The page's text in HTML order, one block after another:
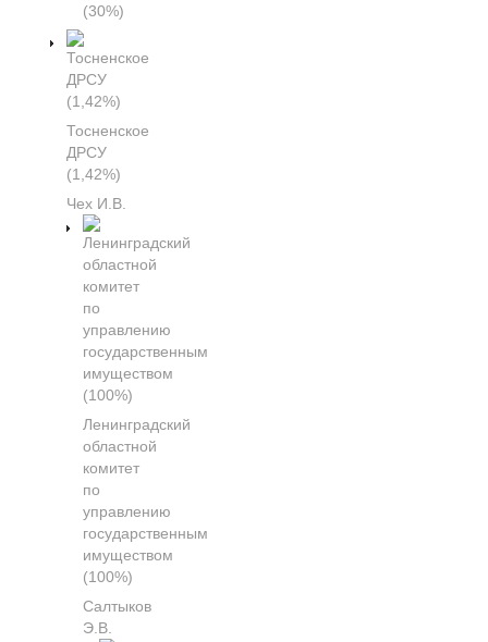
(30%)
Тосненское
ДРСУ
(1,42%)
Чех И.В.
Ленинградский
областной
комитет
по
управлению
государственным
имуществом
(100%)
Салтыков
Э.В.